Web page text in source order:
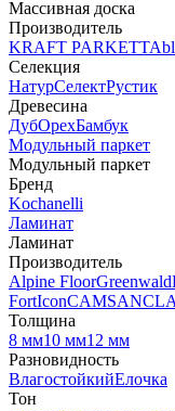
Массивная доска
Производитель
KRAFT PARKETT
Селекция
НатурСелектРустик
Древесина
ДубОрехБамбук
Модульный паркет
Модульный паркет
Бренд
Kochanelli
Ламинат
Ламинат
Производитель
Alpine FloorGreenwald
FortIconCAMSAN
Толщина
8 мм10 мм12 мм
Разновидность
ВлагостойкийЕлочка
Тон